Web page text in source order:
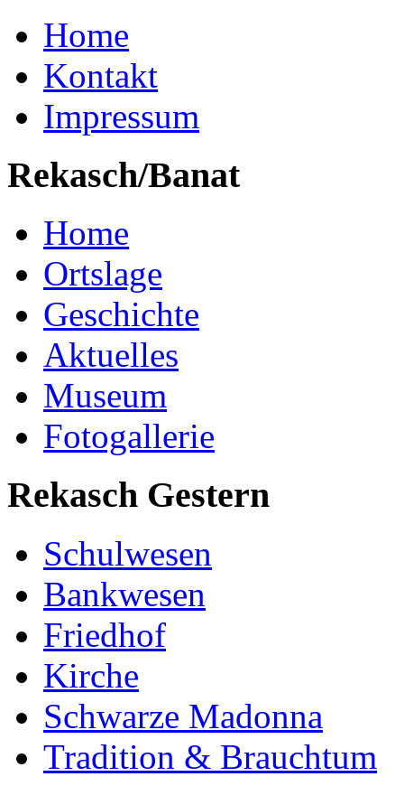
Home
Kontakt
Impressum
Rekasch/Banat
Home
Ortslage
Geschichte
Aktuelles
Museum
Fotogallerie
Rekasch Gestern
Schulwesen
Bankwesen
Friedhof
Kirche
Schwarze Madonna
Tradition & Brauchtum